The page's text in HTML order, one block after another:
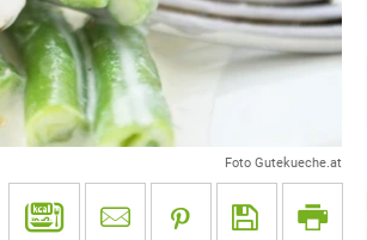
Foto Gutekueche.at